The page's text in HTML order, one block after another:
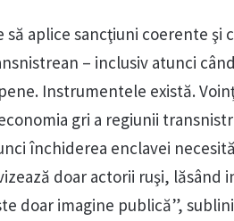
să aplice sancţiuni coerente
– inclusiv atunci
Instrumentele există.
gri a regiunii
închiderea enclavei
doar actorii ruşi, lăsând
doar imagine publică”,